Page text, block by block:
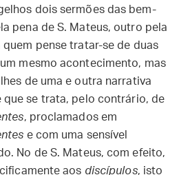
dois sermões das bem-
pena de S. Mateus, outro pela
quem pense tratar-se de duas
mesmo acontecimento, mas
de uma e outra narrativa
que se trata, pelo contrário, de
, proclamados em
e com uma sensível
No de S. Mateus, com efeito,
aos discípulos, isto